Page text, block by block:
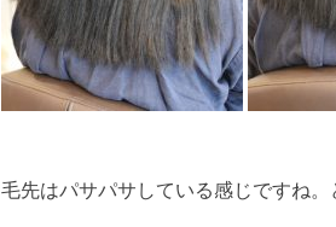
毛先はパサパサしている感じですね